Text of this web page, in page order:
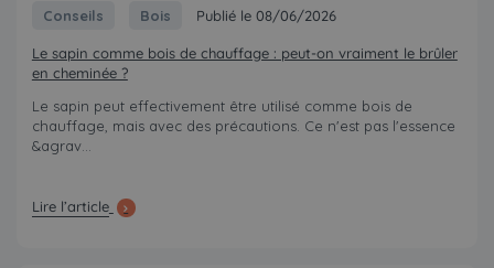
Conseils Bois Publié le 08/06/2026
Le sapin comme bois de chauffage : peut-on vraiment le brûler
en cheminée ?
Le sapin peut effectivement être utilisé comme bois de
chauffage, mais avec des précautions. Ce n'est pas l'essence
&agrav...
Lire l’article